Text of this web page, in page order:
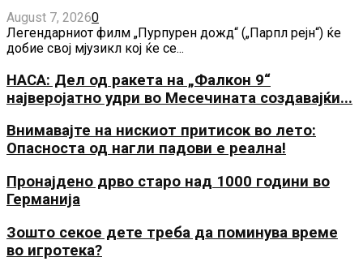
August 7, 20260
Легендарниот филм „Пурпурен дожд“ („Парпл рејн“) ќе
добие свој мјузикл кој ќе се...
НАСА: Дел од ракета на „Фалкон 9“
најверојатно удри во Месечината создавајќи...
Внимавајте на нискиот притисок во лето:
Опасноста од нагли падови е реална!
Пронајдено дрво старо над 1000 години во
Германија
Зошто секое дете треба да поминува време
во игротека?